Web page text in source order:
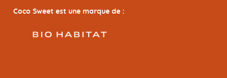
Coco Sweet est une marque de :